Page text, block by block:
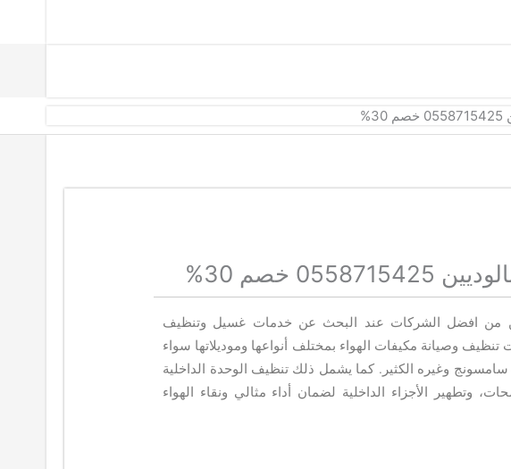
خصم 30%
من افضل الشركات عند البحث عن خدمات غسيل وتنظيف
وصيانة مكيفات الهواء بمختلف أنواعها وموديلاتها سواء
وغيره الكثير. كما يشمل ذلك تنظيف الوحدة الداخلية
وتطهير الأجزاء الداخلية لضمان أداء مثالي ونقاء الهواء